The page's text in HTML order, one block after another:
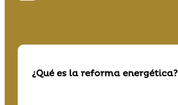
¿Qué es la reforma energética?